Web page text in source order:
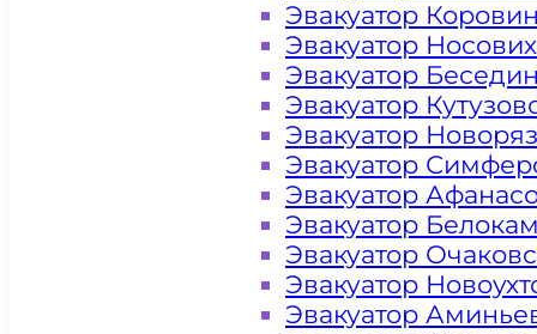
Эвакуатор
Эвакуатор
Эвакуатор
Эвакуатор
Эвакуатор
Эвакуатор
Эвакуатор
Эвакуатор
Эвакуатор
Эвакуатор
Эвакуатор